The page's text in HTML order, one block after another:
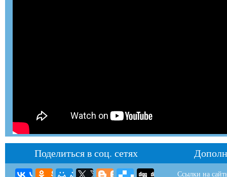
Поделиться в соц. сетях
Ссылки на